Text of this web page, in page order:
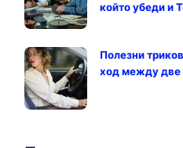
който убеди и
Полезни
ход между две